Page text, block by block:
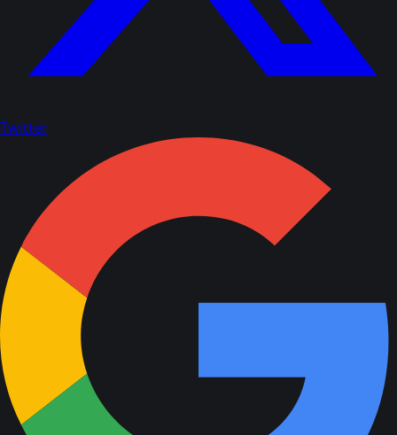
Twitter